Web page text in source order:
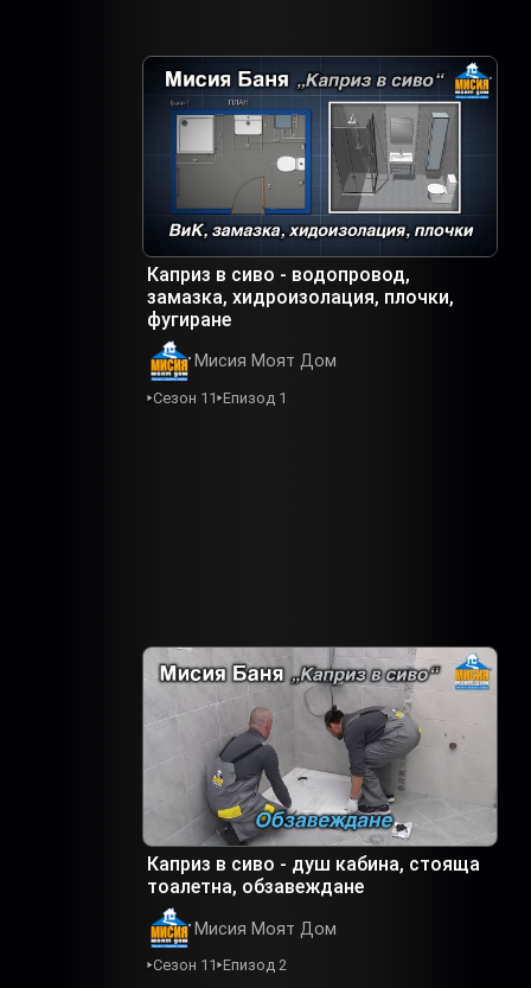
Каприз в сиво - водопровод,
замазка, хидроизолация, плочки,
фугиране
Мисия Моят Дом
Сезон 11 Епизод 1
Каприз в сиво - душ кабина, стояща
тоалетна, обзавеждане
Мисия Моят Дом
Сезон 11 Епизод 2